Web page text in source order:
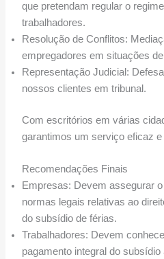
que pretendam regular o
trabalhadores.
Resolução de Conflitos:
empregadores em situações
Representação Judicial:
nossos clientes em tribunal.
Com escritórios em várias
garantimos um serviço eficaz e
Recomendações Finais
Empresas: Devem assegurar
normas legais relativas ao
do subsídio de férias.
Trabalhadores: Devem
pagamento integral do